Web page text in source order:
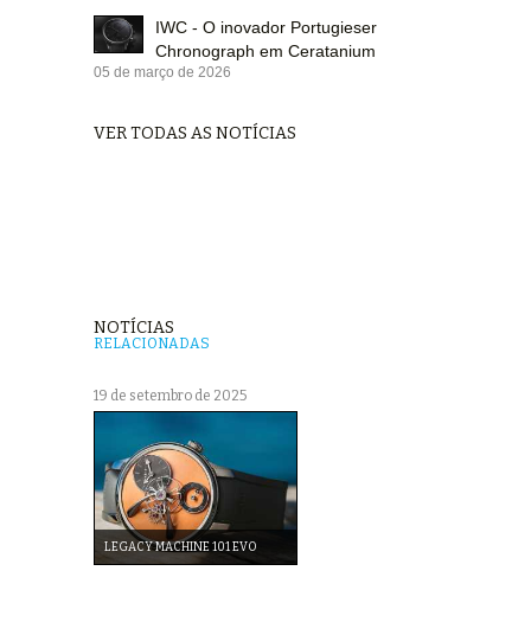
IWC - O inovador Portugieser
Chronograph em Ceratanium
05 de março de 2026
VER TODAS AS NOTÍCIAS
NOTÍCIAS
RELACIONADAS
19 de setembro de 2025
LEGACY MACHINE 101 EVO